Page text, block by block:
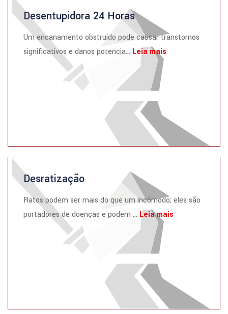
Desentupidora 24 Horas
Um encanamento obstruído pode causar transtornos
significativos e danos potencia... Leia mais
Desratização
Ratos podem ser mais do que um incômodo; eles são
portadores de doenças e podem ... Leia mais